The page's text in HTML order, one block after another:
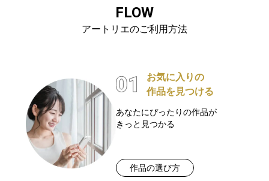
FLOW
アートリエのご利用方法
お気に入りの
作品を見つける
あなたにぴったりの作品が
きっと見つかる
作品の選び方